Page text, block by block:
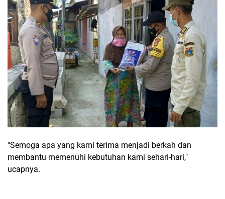
"Semoga apa yang kami terima menjadi berkah dan
membantu memenuhi kebutuhan kami sehari-hari,"
ucapnya.